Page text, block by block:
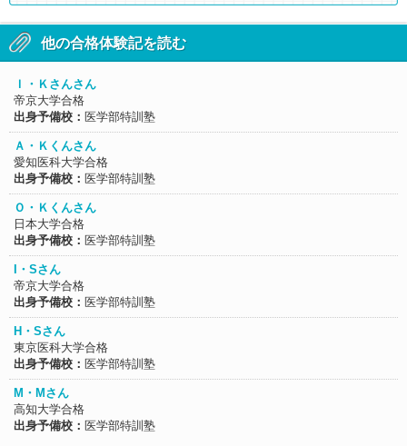
他の合格体験記を読む
Ｉ・Ｋさんさん
帝京大学合格
出身予備校： 医学部特訓塾
Ａ・Ｋくんさん
愛知医科大学合格
出身予備校： 医学部特訓塾
Ｏ・Ｋくんさん
日本大学合格
出身予備校： 医学部特訓塾
I・Sさん
帝京大学合格
出身予備校： 医学部特訓塾
H・Sさん
東京医科大学合格
出身予備校： 医学部特訓塾
M・Mさん
高知大学合格
出身予備校： 医学部特訓塾